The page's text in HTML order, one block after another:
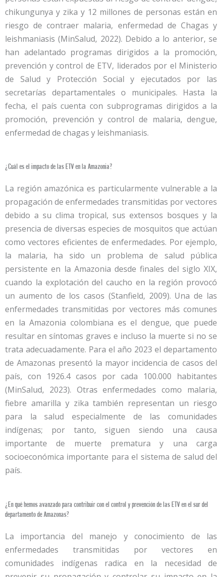
chikungunya y zika y 12 millones de personas están en
riesgo de contraer malaria, enfermedad de Chagas y
leishmaniasis (MinSalud, 2022). Debido a lo anterior, se
han adelantado programas dirigidos a la promoción,
prevención y control de ETV, liderados por el Ministerio
de Salud y Protección Social y ejecutados por las
secretarías departamentales o municipales. Hasta la
fecha, el país cuenta con subprogramas dirigidos a la
promoción, prevención y control de malaria, dengue,
enfermedad de chagas y leishmaniasis.
¿Cuál es el impacto de las ETV en la Amazonia?
La región amazónica es particularmente vulnerable a la
propagación de enfermedades transmitidas por vectores
debido a su clima tropical, sus extensos bosques y la
presencia de diversas especies de mosquitos que actúan
como vectores eficientes de enfermedades. Por ejemplo,
la malaria, ha sido un problema de salud pública
persistente en la Amazonia desde finales del siglo XIX,
cuando la explotación del caucho en la región provocó
un aumento de los casos (Stanfield, 2009). Una de las
enfermedades transmitidas por vectores más comunes
en la Amazonia colombiana es el dengue, que puede
resultar en síntomas graves e incluso la muerte si no se
trata adecuadamente. Para el año 2023 el departamento
de Amazonas presentó la mayor incidencia de casos del
país, con 1926.4 casos por cada 100.000 habitantes
(MinSalud, 2023). Otras enfermedades como malaria,
fiebre amarilla y zika también representan un riesgo
para la salud especialmente de las comunidades
indígenas; por tanto, siguen siendo una causa
importante de muerte prematura y una carga
socioeconómica importante para el sistema de salud del
país.
¿En qué hemos avanzado para contribuir con el control y prevención de las ETV en el sur del
departamento de Amazonas?
La importancia del manejo y conocimiento de las
enfermedades transmitidas por vectores en
comunidades indígenas radica en la necesidad de